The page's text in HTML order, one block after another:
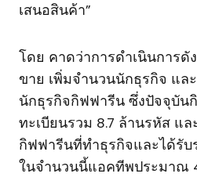
เสนอสินค้า”
โดย คาดว่าการดำเนินการดั
ขาย เพิ่มจำนวนนักธุรกิจ แล
นักธุรกิจกิฟฟารีน ซึ่งปัจจุบัน
ทะเบียนรวม 8.7 ล้านรหัส แ
กิฟฟารีนที่ทำธุรกิจและได้รั
ในจำนวนนี้แอคทีพประมาณ